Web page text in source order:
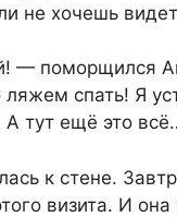
не хочешь
— поморщился
спать! Я
А тут ещё это
к стене.
визита. И